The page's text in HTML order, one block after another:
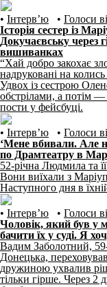
• Інтерв’ю • Голоси
Історія сестер із
Докучаєвську через
вишиванках
“Хай добро закохає
надруковані на
Удвох із сестрою
обстрілами, а потім —
пости у фейсбуці.
• Інтерв’ю • Голоси
‘Мене вбивали. Але
по Драмтеатру в
52-річна Людмила та
Вони виїхали з
Наступного дня в
• Інтерв’ю • Голоси
Чоловік, який був у
бачити їх у суді. Я
Вадим Заболотний,
Донецька,
дружиною ухвалив
тільки гірше. Через 2